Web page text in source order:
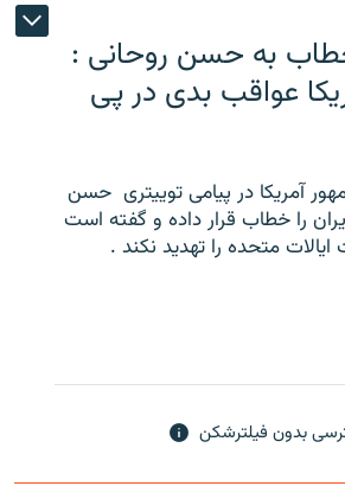
به حسن روحانی :
عواقب بدی در پی
آمریکا در پیامی توییتری ‌ حسن
را خطاب قرار داده و گفته است
متحده را تهدید نکند .
بدون فیلترشکن